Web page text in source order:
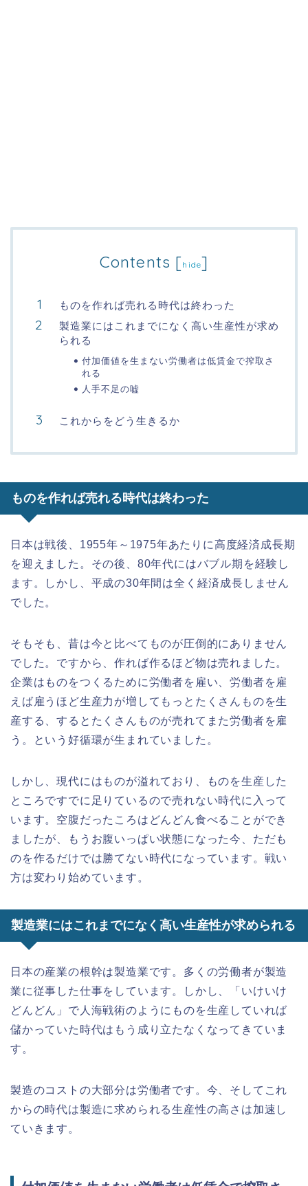
Contents [hide]
ものを作れば売れる時代は終わった
製造業にはこれまでになく高い生産性が求め
られる
付加価値を生まない労働者は低賃金で搾取さ
れる
人手不足の嘘
これからをどう生きるか
ものを作れば売れる時代は終わった
日本は戦後、1955年～1975年あたりに高度経済成長期
を迎えました。その後、80年代にはバブル期を経験し
ます。しかし、平成の30年間は全く経済成長しません
でした。
そもそも、昔は今と比べてものが圧倒的にありません
でした。ですから、作れば作るほど物は売れました。
企業はものをつくるために労働者を雇い、労働者を雇
えば雇うほど生産力が増してもっとたくさんものを生
産する、するとたくさんものが売れてまた労働者を雇
う。という好循環が生まれていました。
しかし、現代にはものが溢れており、ものを生産した
ところですでに足りているので売れない時代に入って
います。空腹だったころはどんどん食べることができ
ましたが、もうお腹いっぱい状態になった今、ただも
のを作るだけでは勝てない時代になっています。戦い
方は変わり始めています。
製造業にはこれまでになく高い生産性が求められる
日本の産業の根幹は製造業です。多くの労働者が製造
業に従事した仕事をしています。しかし、「いけいけ
どんどん」で人海戦術のようにものを生産していれば
儲かっていた時代はもう成り立たなくなってきていま
す。
製造のコストの大部分は労働者です。今、そしてこれ
からの時代は製造に求められる生産性の高さは加速し
ていきます。